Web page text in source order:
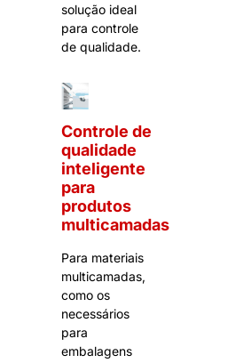
solução ideal
para controle
de qualidade.
Controle de
qualidade
inteligente
para
produtos
multicamadas
Para materiais
multicamadas,
como os
necessários
para
embalagens